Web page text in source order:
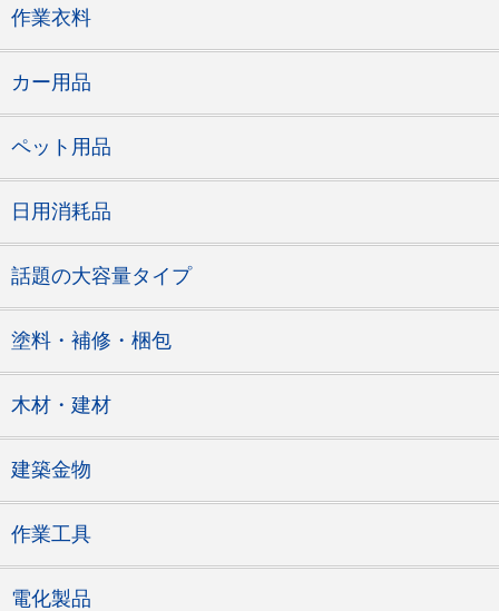
作業衣料
カー用品
ペット用品
日用消耗品
話題の大容量タイプ
塗料・補修・梱包
木材・建材
建築金物
作業工具
電化製品